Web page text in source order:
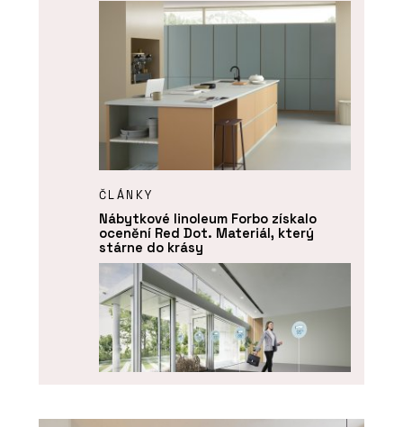
ČLÁNKY
Nábytkové linoleum Forbo získalo
ocenění Red Dot. Materiál, který
stárne do krásy